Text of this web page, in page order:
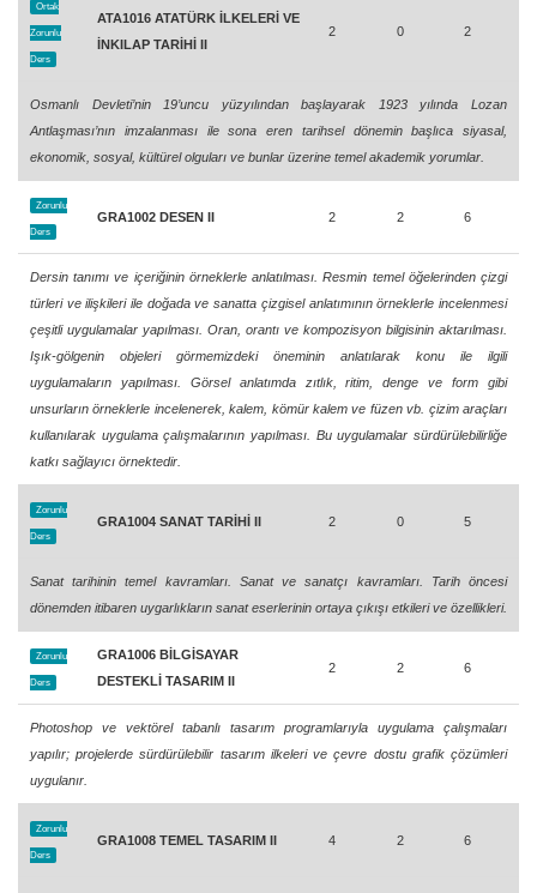
Ortak
Zorunlu
Ders
ATA1016 ATATÜRK İLKELERİ VE
İNKILAP TARİHİ II
2 0 2
Osmanlı Devleti’nin 19’uncu yüzyılından başlayarak 1923 yılında Lozan
Antlaşması’nın imzalanması ile sona eren tarihsel dönemin başlıca siyasal,
ekonomik, sosyal, kültürel olguları ve bunlar üzerine temel akademik yorumlar.
Zorunlu
Ders
GRA1002 DESEN II 2 2 6
Dersin tanımı ve içeriğinin örneklerle anlatılması. Resmin temel öğelerinden çizgi
türleri ve ilişkileri ile doğada ve sanatta çizgisel anlatımının örneklerle incelenmesi
çeşitli uygulamalar yapılması. Oran, orantı ve kompozisyon bilgisinin aktarılması.
Işık-gölgenin objeleri görmemizdeki öneminin anlatılarak konu ile ilgili
uygulamaların yapılması. Görsel anlatımda zıtlık, ritim, denge ve form gibi
unsurların örneklerle incelenerek, kalem, kömür kalem ve füzen vb. çizim araçları
kullanılarak uygulama çalışmalarının yapılması. Bu uygulamalar sürdürülebilirliğe
katkı sağlayıcı örnektedir.
Zorunlu
Ders
GRA1004 SANAT TARİHİ II 2 0 5
Sanat tarihinin temel kavramları. Sanat ve sanatçı kavramları. Tarih öncesi
dönemden itibaren uygarlıkların sanat eserlerinin ortaya çıkışı etkileri ve özellikleri.
Zorunlu
Ders
GRA1006 BİLGİSAYAR
DESTEKLİ TASARIM II
2 2 6
Photoshop ve vektörel tabanlı tasarım programlarıyla uygulama çalışmaları
yapılır; projelerde sürdürülebilir tasarım ilkeleri ve çevre dostu grafik çözümleri
uygulanır.
Zorunlu
Ders
GRA1008 TEMEL TASARIM II 4 2 6